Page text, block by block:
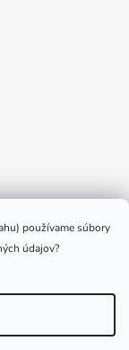
používame súbory
údajov?